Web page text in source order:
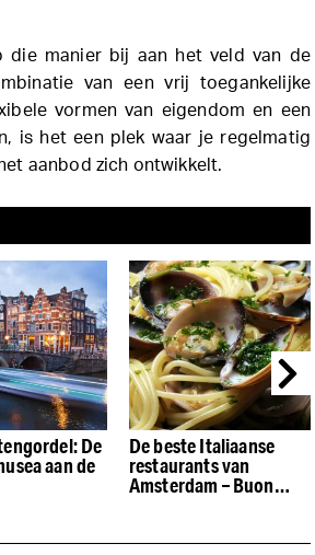
die manier bij aan het veld van de
van een vrij toegankelijke
vormen van eigendom en een
is het een plek waar je regelmatig
aanbod zich ontwikkelt.
De
aan de
De beste Italiaanse
restaurants van
Amsterdam – Buon